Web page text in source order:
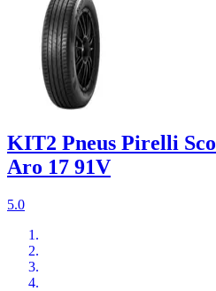
KIT2 Pneus Pirelli
Aro 17 91V
5.0